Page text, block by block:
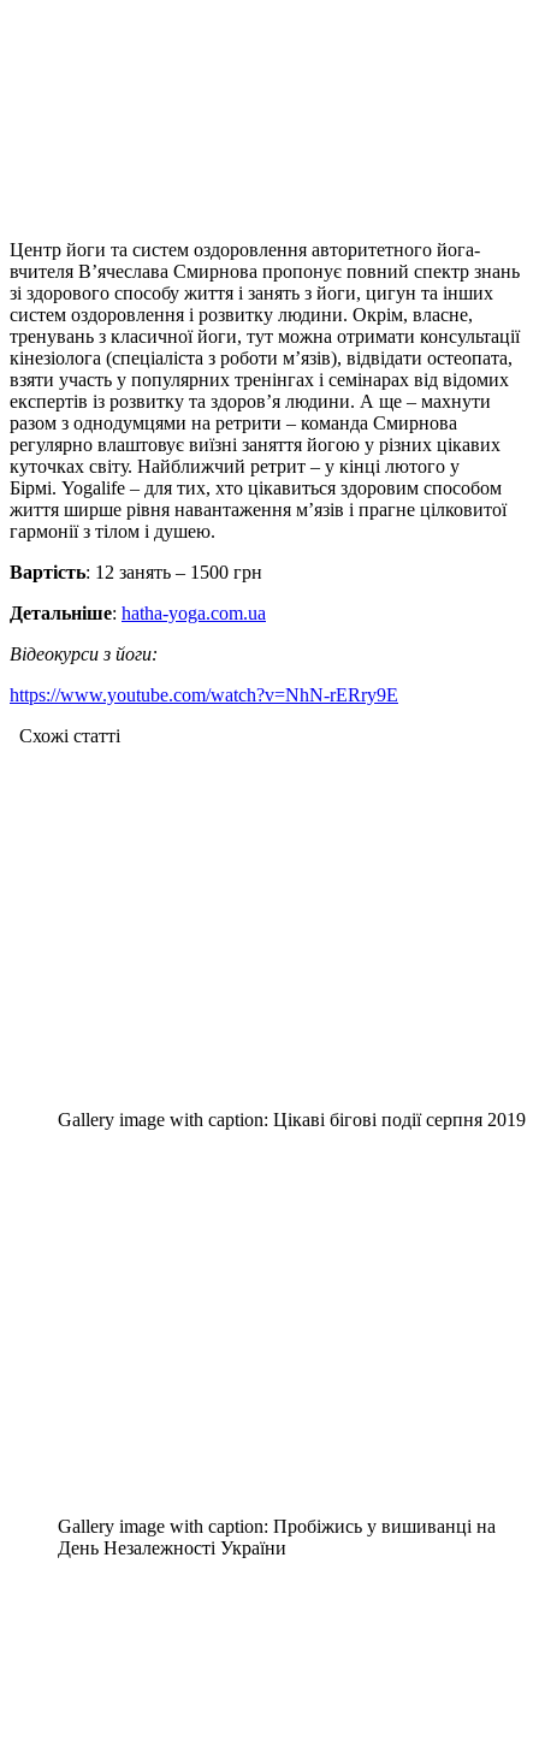
Центр йоги та систем оздоровлення авторитетного йога-
вчителя В’ячеслава Смирнова пропонує повний спектр знань
зі здорового способу життя і занять з йоги, цигун та інших
систем оздоровлення і розвитку людини. Окрім, власне,
тренувань з класичної йоги, тут можна отримати консультації
кінезіолога (спеціаліста з роботи м’язів), відвідати остеопата,
взяти участь у популярних тренінгах і семінарах від відомих
експертів із розвитку та здоров’я людини. А ще – махнути
разом з однодумцями на ретрити – команда Смирнова
регулярно влаштовує виїзні заняття йогою у різних цікавих
куточках світу. Найближчий ретрит – у кінці лютого у
Бірмі. Yogalife – для тих, хто цікавиться здоровим способом
життя ширше рівня навантаження м’язів і прагне цілковитої
гармонії з тілом і душею.
Вартість: 12 занять – 1500 грн
Детальніше: hatha-yoga.com.ua
Відеокурси з йоги:
https://www.youtube.com/watch?v=NhN-rERry9E
Схожі статтi
Gallery image with caption: Цікаві бігові події серпня 2019
Gallery image with caption: Пробіжись у вишиванці на
День Незалежності України